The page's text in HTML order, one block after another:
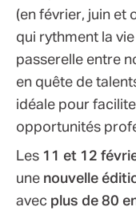
(en février, juin et
qui rythment la
passerelle entre
en quête de
idéale pour
opportunités
Les 11 et 12
une nouvelle
avec plus de 80